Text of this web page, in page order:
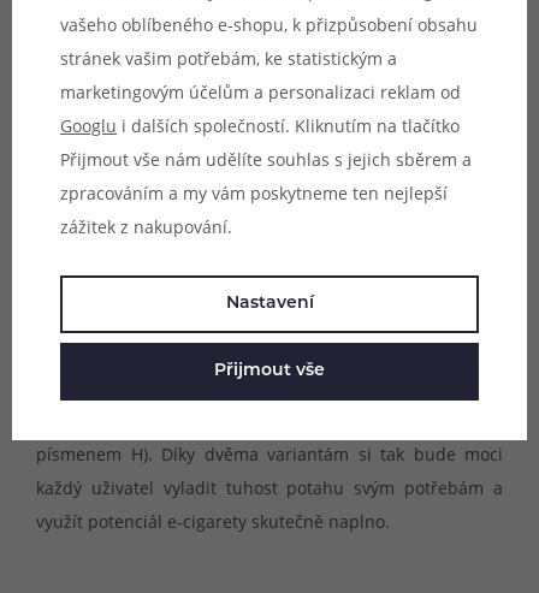
Dvojité airflow
Hlavním konstrukčním prvkem e-cigarety Joyetech EVIO
buď utaženější MTL potah (označen písmenem L), nebo
písmenem H). Díky dvěma variantám si tak bude moci
každý uživatel vyladit tuhost potahu svým potřebám a
využít potenciál e-cigarety skutečně naplno.
vašeho oblíbeného e-shopu, k přizpůsobení obsahu
stránek vašim potřebám, ke statistickým a
marketingovým účelům a personalizaci reklam od
Googlu i dalších společností. Kliknutím na tlačítko
Přijmout vše nám udělíte souhlas s jejich sběrem a
zpracováním a my vám poskytneme ten nejlepší
zážitek z nakupování.
Nastavení
Přijmout vše